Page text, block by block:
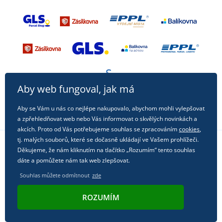
Sledujte nás na sociálních sítích
Aby web fungoval, jak má
Aby se Vám u nás co nejlépe nakupovalo, abychom mohli vylepšovat
a zpřehledňovat web nebo Vás informovat o skvělých novinkách a
akcích. Proto od Vás potřebujeme souhlas se zpracovánímcookies,
tj. malých souborů, které se dočasně ukládají ve Vašem prohlížeči.
Děkujeme, že nám kliknutím na tlačítko „Rozumím“ tento souhlas
dáte a pomůžete nám tak web zlepšovat.
Souhlas můžete odmítnout zde
ROZUMÍM